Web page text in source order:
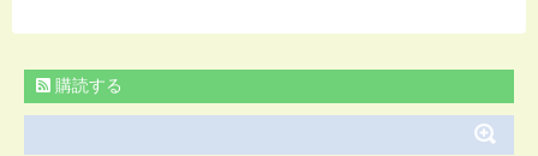
購読する